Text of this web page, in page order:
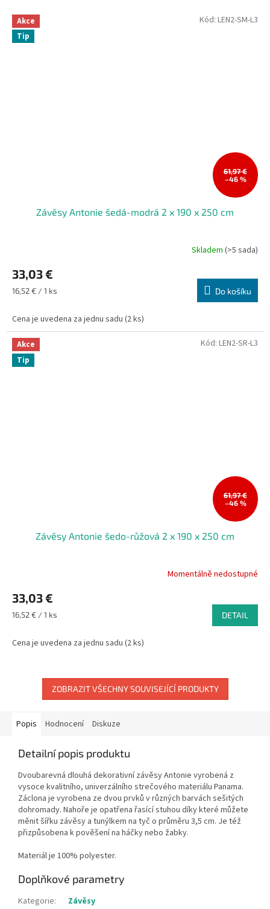
Akce
Tip
61,97 €
–46 %
Závěsy Antonie šedá-modrá 2 x 190 x 250 cm
Skladem (>5 sada)
33,03 €
Měrná
16,52 € / 1 ks Do košíku
Cena je uvedena za jednu sadu (2 ks)
Kód: LEN2-SM-L3
Akce
Tip
61,97 €
–46 %
Závěsy Antonie šedo-růžová 2 x 190 x 250 cm
Momentálně nedostupné
33,03 €
Měrná
16,52 € / 1 ks DETAIL
Cena je uvedena za jednu sadu (2 ks)
Kód: LEN2-SR-L3
ZOBRAZIT VŠECHNY SOUVISEJÍCÍ PRODUKTY
Popis Hodnocení Diskuze
Detailní popis produktu
Dvoubarevná dlouhá dekorativní závěsy Antonie vyrobená z
vysoce kvalitního, univerzálního strečového materiálu Panama.
Záclona je vyrobena ze dvou prvků v různých barvách sešitých
dohromady. Nahoře je opatřena řasící stuhou díky které můžete
měnit šířku závěsy a tunýlkem na tyč o průměru 3,5 cm. Je též
přizpůsobena k pověšení na háčky nebo žabky.
Materiál je 100% polyester.
Doplňkové parametry
Kategorie:
Závěsy